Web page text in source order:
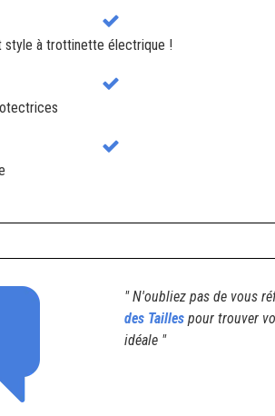
style à trottinette électrique !
"N'oubliez pas de vous
des Tailles pour trouver
idéale "